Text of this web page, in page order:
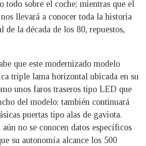
todo sobre el coche; mientras que el
llevará a conocer toda la historia
de la década de los 80, repuestos,
que este modernizado modelo
triple lama horizontal ubicada en su
unos faros traseros tipo LED que
del modelo; también continuará
puertas tipo alas de gaviota.
aún no se conocen datos específicos
su autonomía alcance los 500